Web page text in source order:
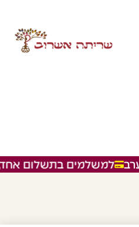
למשלמים בתשלום אחד,